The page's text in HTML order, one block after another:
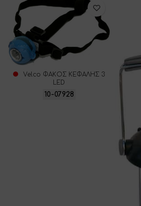
Velco ΦΑΚΟΣ ΚΕΦΑΛΗΣ 3
LED
10-07928